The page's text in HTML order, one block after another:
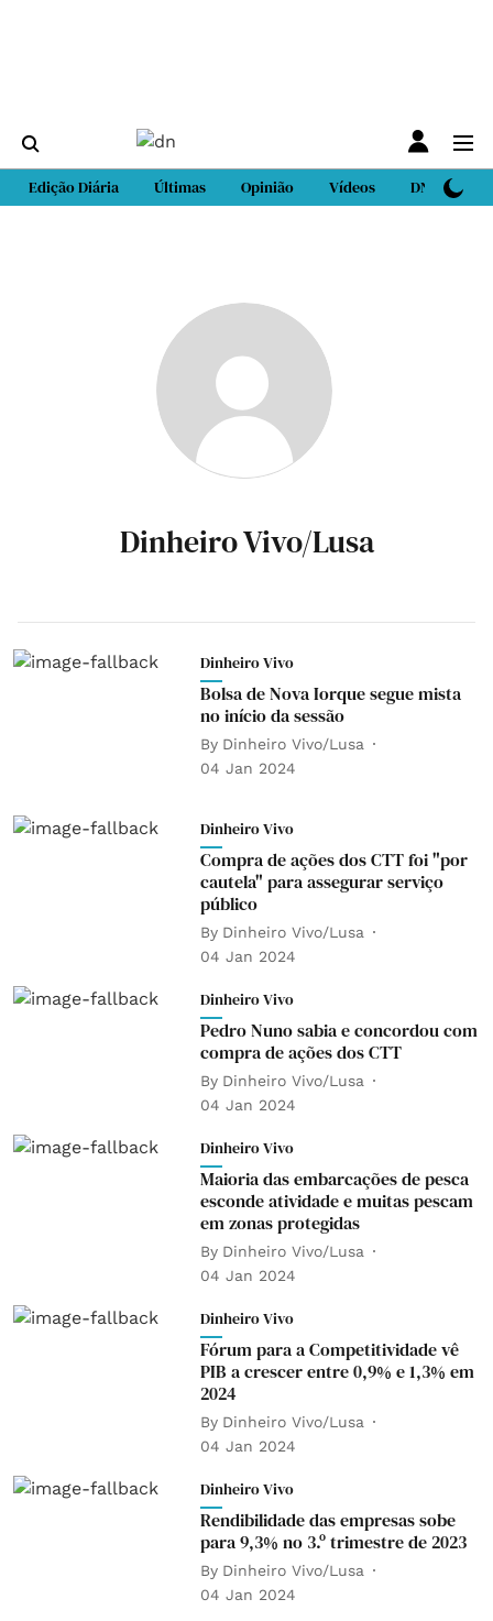
Edição Diária Últimas Opinião Vídeos DN Sport
Dinheiro Vivo/Lusa
Dinheiro Vivo
Bolsa de Nova Iorque segue mista
no início da sessão
By Dinheiro Vivo/Lusa
04 Jan 2024
Dinheiro Vivo
Compra de ações dos CTT foi "por
cautela" para assegurar serviço
público
By Dinheiro Vivo/Lusa
04 Jan 2024
Dinheiro Vivo
Pedro Nuno sabia e concordou com
compra de ações dos CTT
By Dinheiro Vivo/Lusa
04 Jan 2024
Dinheiro Vivo
Maioria das embarcações de pesca
esconde atividade e muitas pescam
em zonas protegidas
By Dinheiro Vivo/Lusa
04 Jan 2024
Dinheiro Vivo
Fórum para a Competitividade vê
PIB a crescer entre 0,9% e 1,3% em
2024
By Dinheiro Vivo/Lusa
04 Jan 2024
Dinheiro Vivo
Rendibilidade das empresas sobe
para 9,3% no 3.º trimestre de 2023
By Dinheiro Vivo/Lusa
04 Jan 2024